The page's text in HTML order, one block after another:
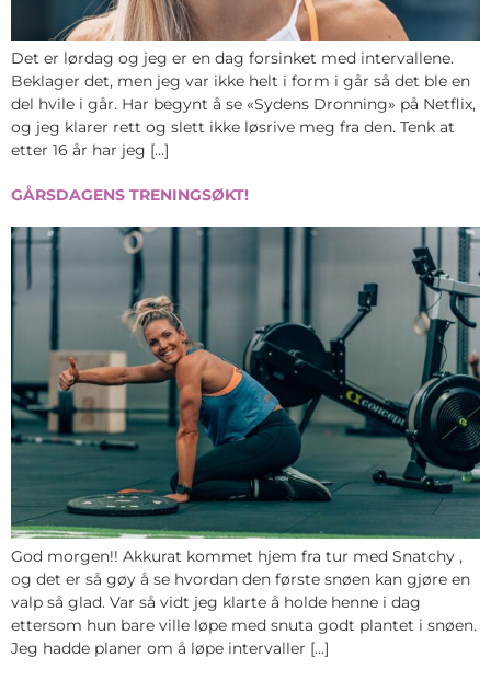
Det er lørdag og jeg er en dag forsinket med intervallene.
Beklager det, men jeg var ikke helt i form i går så det ble en
del hvile i går. Har begynt å se «Sydens Dronning» på Netflix,
og jeg klarer rett og slett ikke løsrive meg fra den. Tenk at
etter 16 år har jeg […]
GÅRSDAGENS TRENINGSØKT!
God morgen!! Akkurat kommet hjem fra tur med Snatchy ,
og det er så gøy å se hvordan den første snøen kan gjøre en
valp så glad. Var så vidt jeg klarte å holde henne i dag
ettersom hun bare ville løpe med snuta godt plantet i snøen.
Jeg hadde planer om å løpe intervaller […]